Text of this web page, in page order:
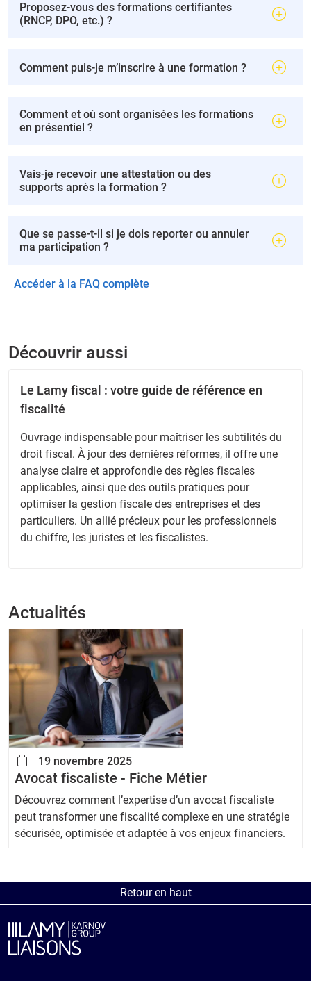
Proposez-vous des formations certifiantes
(RNCP, DPO, etc.) ?
Comment puis-je m’inscrire à une formation ?
Comment et où sont organisées les formations
en présentiel ?
Vais-je recevoir une attestation ou des
supports après la formation ?
Que se passe-t-il si je dois reporter ou annuler
ma participation ?
Accéder à la FAQ complète
Découvrir aussi
Le Lamy fiscal : votre guide de référence en
fiscalité
Ouvrage indispensable pour maîtriser les subtilités du
droit fiscal. À jour des dernières réformes, il offre une
analyse claire et approfondie des règles fiscales
applicables, ainsi que des outils pratiques pour
optimiser la gestion fiscale des entreprises et des
particuliers. Un allié précieux pour les professionnels
du chiffre, les juristes et les fiscalistes.
Actualités
19 novembre 2025
Avocat fiscaliste - Fiche Métier
Découvrez comment l’expertise d’un avocat fiscaliste
peut transformer une fiscalité complexe en une stratégie
sécurisée, optimisée et adaptée à vos enjeux financiers.
Retour en haut